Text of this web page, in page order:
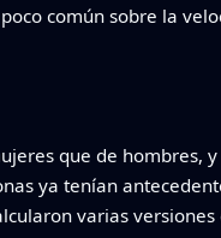
común sobre la
que de hombres,
ya tenían
varias